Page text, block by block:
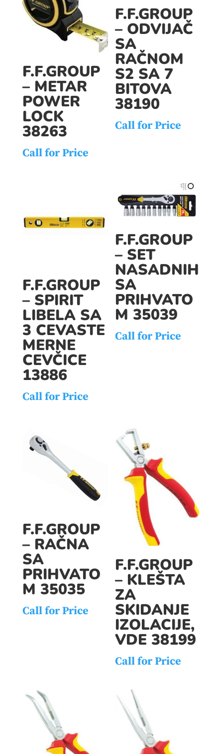
F.F.GROUP
– METAR
POWER
LOCK
38263
Call for Price
F.F.GROUP
– ODVIJAČ
SA
RAČNOM
S2 SA 7
BITOVA
38190
Call for Price
F.F.GROUP
– SPIRIT
LIBELA SA
3 CEVASTE
MERNE
CEVČICE
13886
Call for Price
F.F.GROUP
– SET
NASADNIH
SA
PRIHVATO
M 35039
Call for Price
F.F.GROUP
– RAČNA
SA
PRIHVATO
M 35035
Call for Price
F.F.GROUP
– KLEŠTA
ZA
SKIDANJE
IZOLACIJE,
VDE 38199
Call for Price